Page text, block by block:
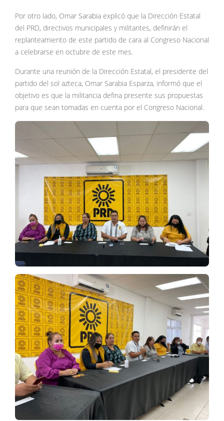
Por otro lado, Omar Sarabia explicó que la Dirección Estatal
del PRD, directivos municipales y militantes, definirán el
replanteamiento de este partido de cara al Congreso Nacional
a celebrarse en octubre de este mes.
Durante una reunión de la Dirección Estatal, el presidente del
partido del sol azteca, Omar Sarabia Esparza, informó que el
objetivo es que la militancia defina presente sus propuestas
para que sean tomadas en cuenta por el Congreso Nacional.